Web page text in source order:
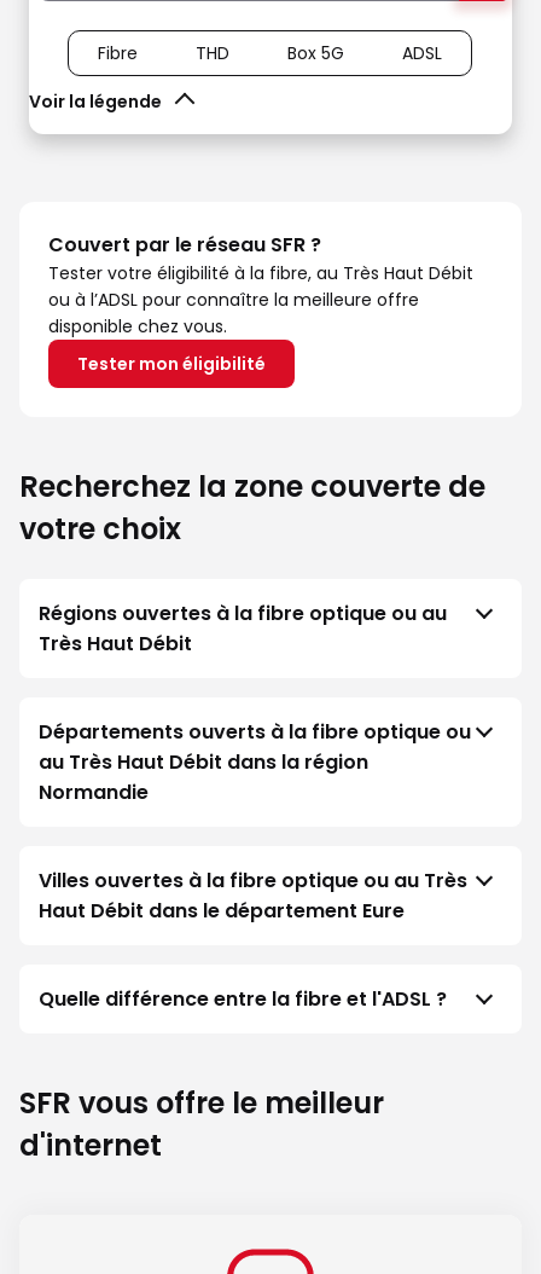
Voir la légende
Fibre THD Box 5G ADSL
Couvert par le réseau SFR ?
Tester votre éligibilité à la fibre, au Très Haut Débit
ou à l’ADSL pour connaître la meilleure offre
disponible chez vous.
Tester mon éligibilité
Recherchez la zone couverte de
votre choix
Régions ouvertes à la fibre optique ou au
Très Haut Débit
Départements ouverts à la fibre optique ou
au Très Haut Débit dans la région
Normandie
Villes ouvertes à la fibre optique ou au Très
Haut Débit dans le département Eure
Quelle différence entre la fibre et l'ADSL ?
SFR vous offre le meilleur
d'internet